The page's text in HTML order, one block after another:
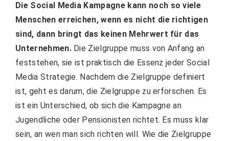
Die Social Media Kampagne kann noch so viele
Menschen erreichen, wenn es nicht die richtigen
sind, dann bringt das keinen Mehrwert für das
Unternehmen.Die Zielgruppe muss von Anfang an
feststehen, sie ist praktisch die Essenz jeder Social
Media Strategie. Nachdem die Zielgruppe definiert
ist, geht es darum, die Zielgruppe zu erforschen. Es
ist ein Unterschied, ob sich die Kampagne an
Jugendliche oder Pensionisten richtet. Es muss klar
sein, an wen man sich richten will. Wie die Zielgruppe